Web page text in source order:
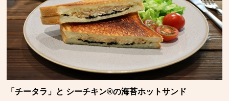
「チータラ」と シーチキン®の海苔ホットサンド